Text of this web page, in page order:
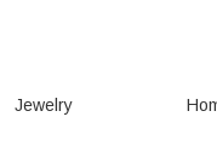
Jewelry